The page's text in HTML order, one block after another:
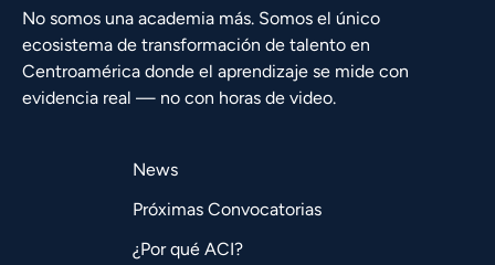
No somos una academia más. Somos el único
ecosistema de transformación de talento en
Centroamérica donde el aprendizaje se mide con
evidencia real — no con horas de video.
News
Próximas Convocatorias
¿Por qué ACI?